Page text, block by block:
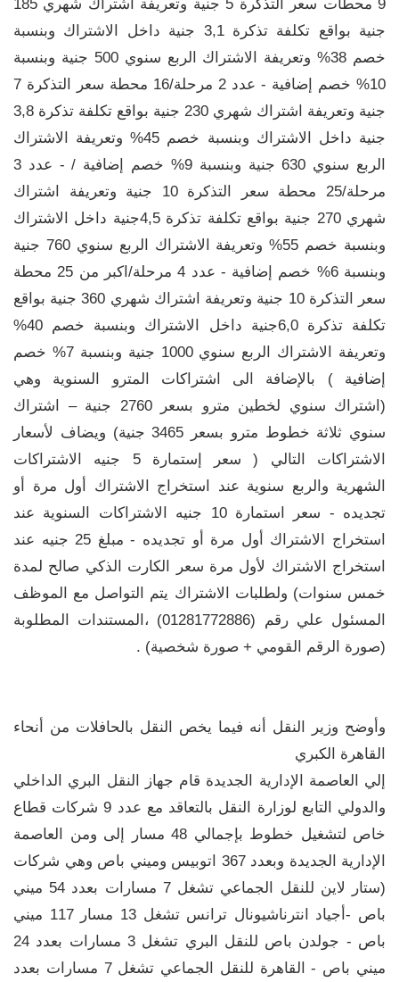
9 محطات سعر التذكرة 5 جنية وتعريفة اشتراك شهري 185
جنية بواقع تكلفة تذكرة 3,1 جنية داخل الاشتراك وبنسبة
خصم 38% وتعريفة الاشتراك الربع سنوي 500 جنية وبنسبة
10% خصم إضافية - عدد 2 مرحلة/16 محطة سعر التذكرة 7
جنية وتعريفة اشتراك شهري 230 جنية بواقع تكلفة تذكرة 3,8
جنية داخل الاشتراك وبنسبة خصم 45% وتعريفة الاشتراك
الربع سنوي 630 جنية وبنسبة 9% خصم إضافية / - عدد 3
مرحلة/25 محطة سعر التذكرة 10 جنية وتعريفة اشتراك
شهري 270 جنية بواقع تكلفة تذكرة 4,5جنية داخل الاشتراك
وبنسبة خصم 55% وتعريفة الاشتراك الربع سنوي 760 جنية
وبنسبة 6% خصم إضافية - عدد 4 مرحلة/اكبر من 25 محطة
سعر التذكرة 10 جنية وتعريفة اشتراك شهري 360 جنية بواقع
تكلفة تذكرة 6,0جنية داخل الاشتراك وبنسبة خصم 40%
وتعريفة الاشتراك الربع سنوي 1000 جنية وبنسبة 7% خصم
إضافية ) بالإضافة الى اشتراكات المترو السنوية وهي
(اشتراك سنوي لخطين مترو بسعر 2760 جنية – اشتراك
سنوي ثلاثة خطوط مترو بسعر 3465 جنية) ويضاف لأسعار
الاشتراكات التالي ( سعر إستمارة 5 جنيه الاشتراكات
الشهرية والربع سنوية عند استخراج الاشتراك أول مرة أو
تجديده - سعر استمارة 10 جنيه الاشتراكات السنوية عند
استخراج الاشتراك أول مرة أو تجديده - مبلغ 25 جنيه عند
استخراج الاشتراك لأول مرة سعر الكارت الذكي صالح لمدة
خمس سنوات) ولطلبات الاشتراك يتم التواصل مع الموظف
المسئول علي رقم (01281772886) ،المستندات المطلوبة
(صورة الرقم القومي + صورة شخصية) .
وأوضح وزير النقل أنه فيما يخص النقل بالحافلات من أنحاء
القاهرة الكبري
إلي العاصمة الإدارية الجديدة قام جهاز النقل البري الداخلي
والدولي التابع لوزارة النقل بالتعاقد مع عدد 9 شركات قطاع
خاص لتشغيل خطوط بإجمالي 48 مسار إلى ومن العاصمة
الإدارية الجديدة وبعدد 367 اتوبيس وميني باص وهي شركات
(ستار لاين للنقل الجماعي تشغل 7 مسارات بعدد 54 ميني
باص -أجياد انترناشيونال ترانس تشغل 13 مسار 117 ميني
باص - جولدن باص للنقل البري تشغل 3 مسارات بعدد 24
ميني باص - القاهرة للنقل الجماعي تشغل 7 مسارات بعدد